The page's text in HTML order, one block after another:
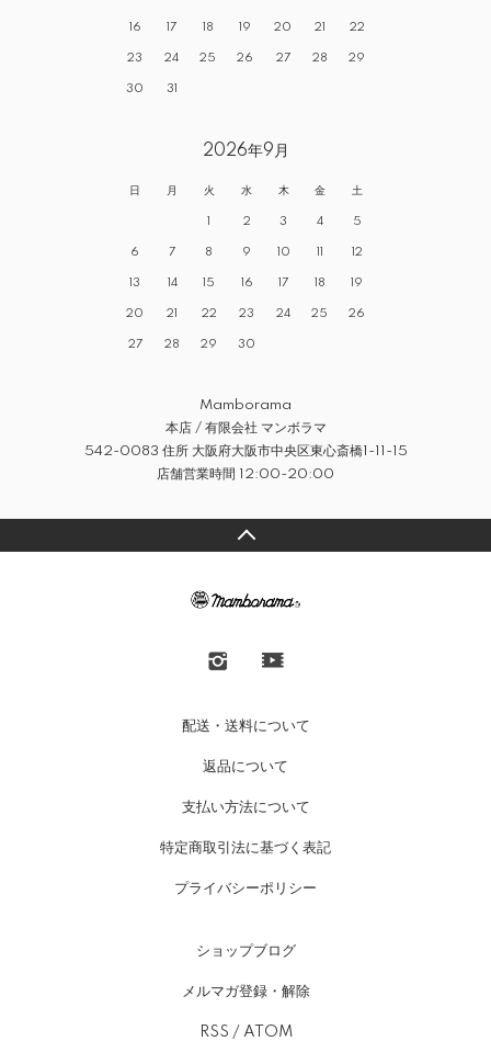
16 17 18 19 20 21 22
23 24 25 26 27 28 29
30 31
2026年9月
日 月 火 水 木 金 土
1 2 3 4 5
6 7 8 9 10 11 12
13 14 15 16 17 18 19
20 21 22 23 24 25 26
27 28 29 30
Mamborama
本店 / 有限会社 マンボラマ
542-0083 住所 大阪府大阪市中央区東心斎橋1-11-15
店舗営業時間 12:00-20:00
配送・送料について
返品について
支払い方法について
特定商取引法に基づく表記
プライバシーポリシー
ショップブログ
メルマガ登録・解除
RSS / ATOM